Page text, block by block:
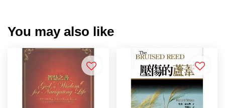
You may also like